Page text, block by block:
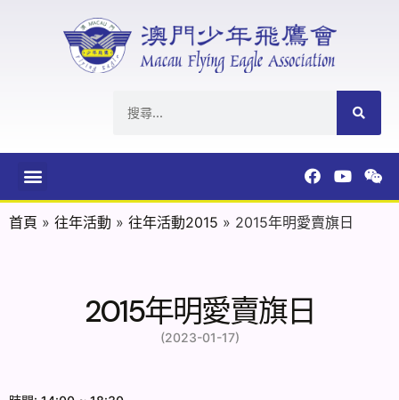
首頁 » 往年活動 » 往年活動2015 » 2015年明愛賣旗日
2015年明愛賣旗日
(2023-01-17)